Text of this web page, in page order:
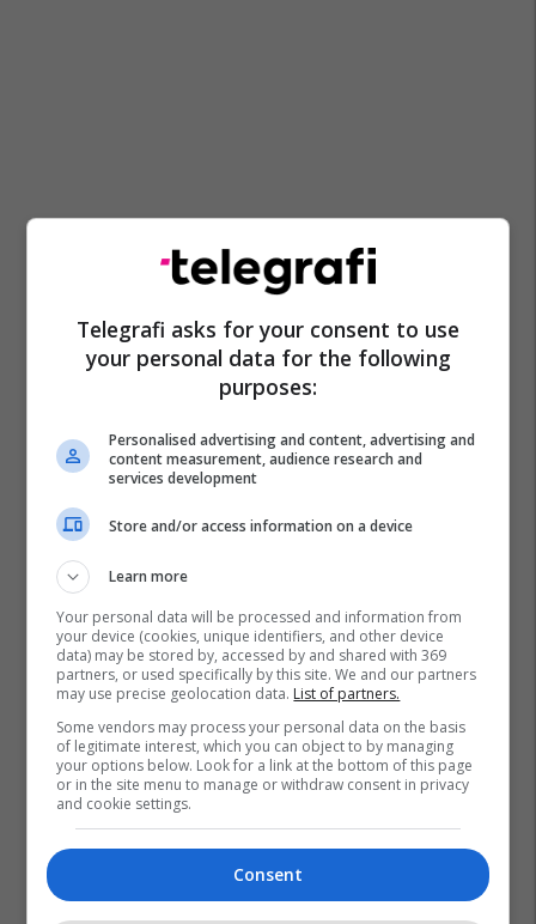
Komuna E Strugës Reshje Në Maqedoni
Telegrafi asks for your consent to use
your personal data for the following
purposes:
Personalised advertising and content, advertising and
content measurement, audience research and
services development
Store and/or access information on a device
Learn more
Your personal data will be processed and information from
your device (cookies, unique identifiers, and other device
data) may be stored by, accessed by and shared with 369
partners, or used specifically by this site. We and our partners
may use precise geolocation data. List of partners.
Some vendors may process your personal data on the basis
of legitimate interest, which you can object to by managing
your options below. Look for a link at the bottom of this page
or in the site menu to manage or withdraw consent in privacy
and cookie settings.
Consent